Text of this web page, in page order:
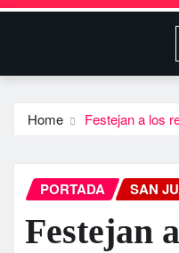
Home Festejan a los
PORTADA SAN
Festejan